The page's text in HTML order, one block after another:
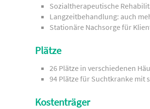
Sozialtherapeutische
Langzeitbehandlung: auch
Stationäre Nachsorge für
Plätze
26 Plätze in verschiedenen
94 Plätze für Suchtkranke mit
Kostenträger